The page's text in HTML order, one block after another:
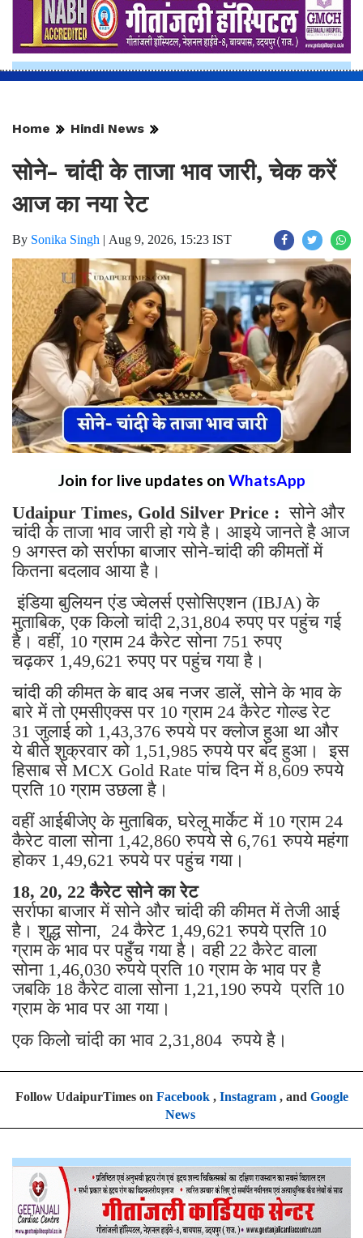
Home Hindi News
सोने- चांदी के ताजा भाव जारी, चेक करें
आज का नया रेट
By Sonika Singh | Aug 9, 2026, 15:23 IST
Join for live updates on WhatsApp
Udaipur Times, Gold Silver Price : सोने और
चांदी के ताजा भाव जारी हो गये है। आइये जानते है आज
9 अगस्त को सर्राफा बाजार सोने-चांदी की कीमतों में
कितना बदलाव आया है।
इंडिया बुलियन एंड ज्वेलर्स एसोसिएशन (IBJA) के
मुताबिक, एक किलो चांदी 2,31,804 रुपए पर पहुंच गई
है। वहीं, 10 ग्राम 24 कैरेट सोना 751 रुपए
चढ़कर 1,49,621 रुपए पर पहुंच गया है।
चांदी की कीमत के बाद अब नजर डालें, सोने के भाव के
बारे में तो एमसीएक्स पर 10 ग्राम 24 कैरेट गोल्ड रेट
31 जुलाई को 1,43,376 रुपये पर क्लोज हुआ था और
ये बीते शुक्रवार को 1,51,985 रुपये पर बंद हुआ। इस
हिसाब से MCX Gold Rate पांच दिन में 8,609 रुपये
प्रति 10 ग्राम उछला है।
वहीं आईबीजेए के मुताबिक, घरेलू मार्केट में 10 ग्राम 24
कैरेट वाला सोना 1,42,860 रुपये से 6,761 रुपये महंगा
होकर 1,49,621 रुपये पर पहुंच गया।
18, 20, 22 कैरेट सोने का रेट
सर्राफा बाजार में सोने और चांदी की कीमत में तेजी आई
है। शुद्ध सोना, 24 कैरेट 1,49,621 रुपये प्रति 10
ग्राम के भाव पर पहुँच गया है। वही 22 कैरेट वाला
सोना 1,46,030 रुपये प्रति 10 ग्राम के भाव पर है
जबकि 18 कैरेट वाला सोना 1,21,190 रुपये प्रति 10
ग्राम के भाव पर आ गया।
एक किलो चांदी का भाव 2,31,804 रुपये है।
Follow UdaipurTimes on Facebook, Instagram, and Google
News